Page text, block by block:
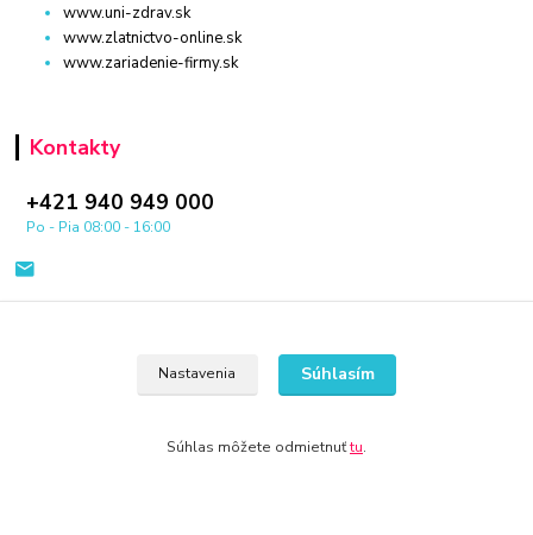
www.uni-zdrav.sk
www.zlatnictvo-online.sk
www.zariadenie-firmy.sk
Kontakty
+421 940 949 000
Po - Pia 08:00 - 16:00
© 2024 Všetky práva vyhradené KAMENIK.SK
Nastavenia Súhlasím
Súhlas môžete odmietnuťtu.